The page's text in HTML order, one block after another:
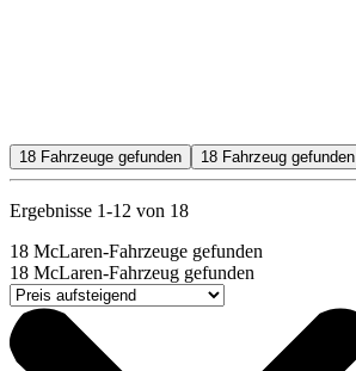
18 Fahrzeuge gefunden 18 Fahrzeug gefunden
Ergebnisse 1-12 von 18
18 McLaren-Fahrzeuge gefunden
18 McLaren-Fahrzeug gefunden